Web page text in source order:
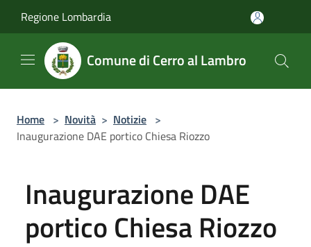
Regione Lombardia
Comune di Cerro al Lambro
Home > Novità > Notizie >
Inaugurazione DAE portico Chiesa Riozzo
Inaugurazione DAE
portico Chiesa Riozzo